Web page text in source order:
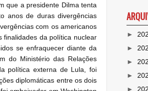
que a presidente Dilma tenta
anos de duras divergências
com os americanos
finalidades da política nuclear
se enfraquecer diante da
do Ministério das Relações
política externa de Lula, foi
diplomáticas entre os dois
►
►
►
►
►